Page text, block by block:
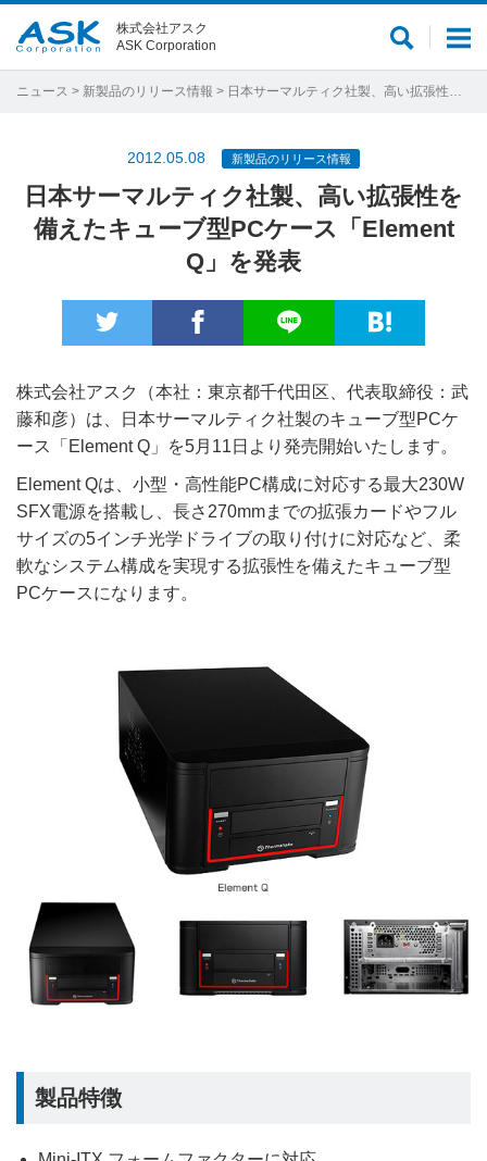
メ
ュ
サ
ト
株式会社アスク
ASK Corporation
ニュース > 新製品のリリース情報 > 日本サーマルティク社製、高い拡張性を備えたキューブ型PCケース「Element Q」を発表
2012.05.08 新製品のリリース情報
日本サーマルティク社製、高い拡張性を
備えたキューブ型PCケース「Element
Q」を発表
株式会社アスク（本社：東京都千代田区、代表取締役：武
藤和彦）は、日本サーマルティク社製のキューブ型PCケ
ース「Element Q」を5月11日より発売開始いたします。
Element Qは、小型・高性能PC構成に対応する最大230W
SFX電源を搭載し、長さ270mmまでの拡張カードやフル
サイズの5インチ光学ドライブの取り付けに対応など、柔
軟なシステム構成を実現する拡張性を備えたキューブ型
PCケースになります。
製品特徴